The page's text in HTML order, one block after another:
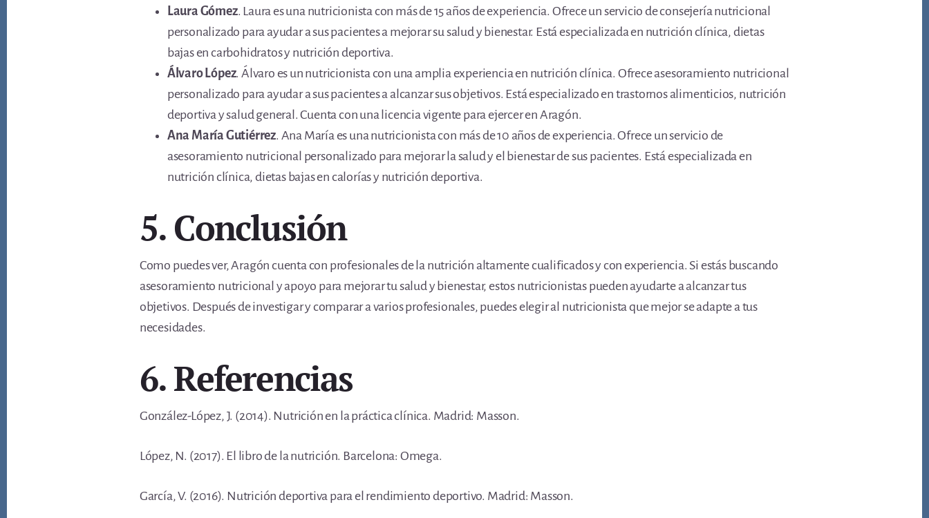
Laura Gómez. Laura es una nutricionista con más de 15 años de experiencia. Ofrece un servicio de consejería nutricional
personalizado para ayudar a sus pacientes a mejorar su salud y bienestar. Está especializada en nutrición clínica, dietas
bajas en carbohidratos y nutrición deportiva.
Álvaro López. Álvaro es un nutricionista con una amplia experiencia en nutrición clínica. Ofrece asesoramiento nutricional
personalizado para ayudar a sus pacientes a alcanzar sus objetivos. Está especializado en trastornos alimenticios, nutrición
deportiva y salud general. Cuenta con una licencia vigente para ejercer en Aragón.
Ana María Gutiérrez. Ana María es una nutricionista con más de 10 años de experiencia. Ofrece un servicio de
asesoramiento nutricional personalizado para mejorar la salud y el bienestar de sus pacientes. Está especializada en
nutrición clínica, dietas bajas en calorías y nutrición deportiva.
5. Conclusión
Como puedes ver, Aragón cuenta con profesionales de la nutrición altamente cualificados y con experiencia. Si estás buscando
asesoramiento nutricional y apoyo para mejorar tu salud y bienestar, estos nutricionistas pueden ayudarte a alcanzar tus
objetivos. Después de investigar y comparar a varios profesionales, puedes elegir al nutricionista que mejor se adapte a tus
necesidades.
6. Referencias
González-López, J. (2014). Nutrición en la práctica clínica. Madrid: Masson.
López, N. (2017). El libro de la nutrición. Barcelona: Omega.
García, V. (2016). Nutrición deportiva para el rendimiento deportivo. Madrid: Masson.